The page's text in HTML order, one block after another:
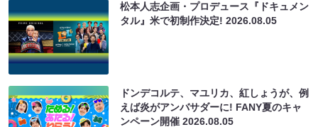
松本人志企画・プロデュース『ドキュメン
タル』米で初制作決定!2026.08.05
ドンデコルテ、マユリカ、紅しょうが、例
えば炎がアンバサダーに! FANY夏のキャ
ンペーン開催2026.08.05